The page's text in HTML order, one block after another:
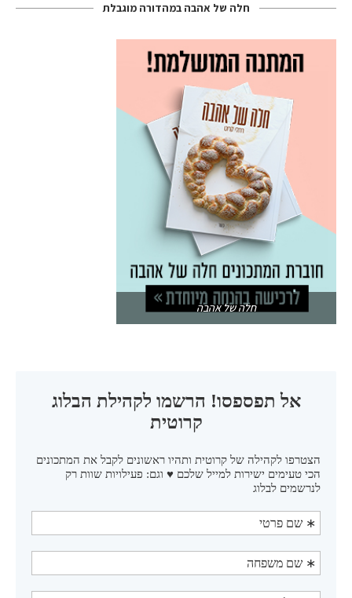
חלה של אהבה במהדורה מוגבלת
חלה של אהבה